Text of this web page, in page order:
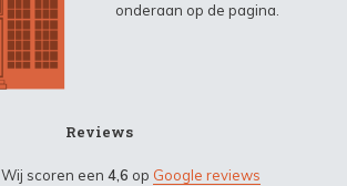
onderaan op de pagina.
Reviews
Wij scoren een 4,6 op Google reviews